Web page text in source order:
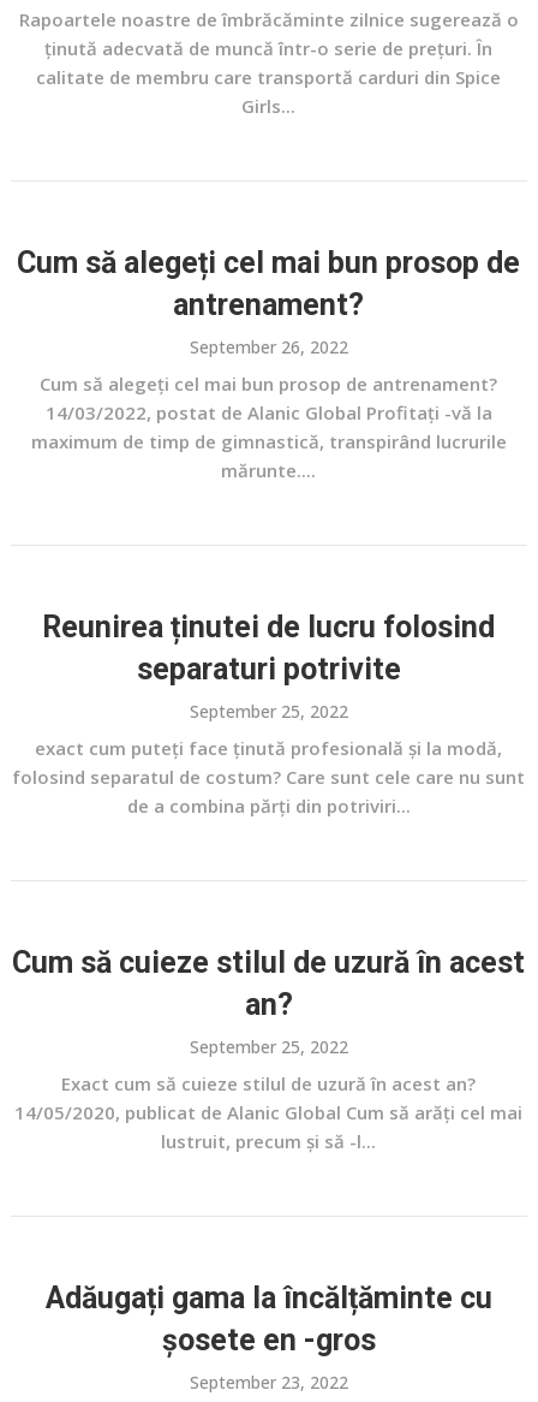
Rapoartele noastre de îmbrăcăminte zilnice sugerează o
ținută adecvată de muncă într-o serie de prețuri. În
calitate de membru care transportă carduri din Spice
Girls...
Cum să alegeți cel mai bun prosop de
antrenament?
September 26, 2022
Cum să alegeți cel mai bun prosop de antrenament?
14/03/2022, postat de Alanic Global Profitați -vă la
maximum de timp de gimnastică, transpirând lucrurile
mărunte....
Reunirea ținutei de lucru folosind
separaturi potrivite
September 25, 2022
exact cum puteți face ținută profesională și la modă,
folosind separatul de costum? Care sunt cele care nu sunt
de a combina părți din potriviri...
Cum să cuieze stilul de uzură în acest
an?
September 25, 2022
Exact cum să cuieze stilul de uzură în acest an?
14/05/2020, publicat de Alanic Global Cum să arăți cel mai
lustruit, precum și să -l...
Adăugați gama la încălțăminte cu
șosete en -gros
September 23, 2022